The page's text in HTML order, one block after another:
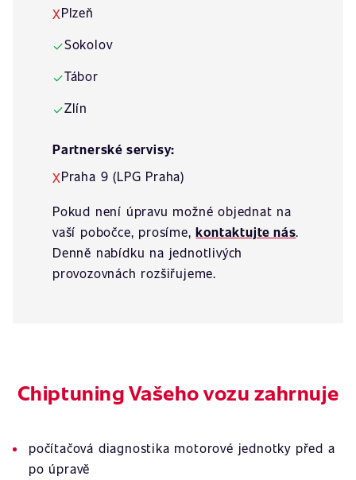
XPlzeň
✓Sokolov
✓Tábor
✓Zlín
Partnerské servisy:
XPraha 9 (LPG Praha)
Pokud není úpravu možné objednat na
vaší pobočce, prosíme,kontaktujte nás.
Denně nabídku na jednotlivých
provozovnách rozšiřujeme.
Chiptuning Vašeho vozu zahrnuje
počítačová diagnostika motorové jednotky před a
po úpravě